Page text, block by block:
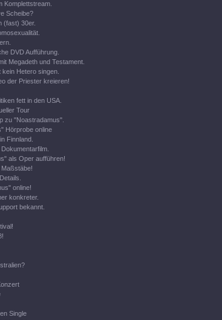
Komplettstream.
Scheibe?
(fast) 30er.
DVD Aufführung.
Megadeth und Testament.
Hetero singen.
der Priester kreieren!
fett in den USA.
Tour
zu "Noastradamus".
Hörprobe online
Finnland.
als Oper aufführen!
online!
konkreter.
bekannt.
Single